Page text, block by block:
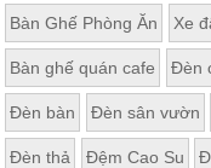
Bàn Ghế Phòng Ăn Xe
Bàn ghế quán cafe Đèn
Đèn bàn Đèn sân vườn
Đèn thả Đệm Cao Su